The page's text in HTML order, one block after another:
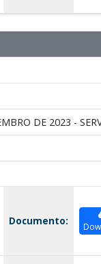
DE 2023 -
Documento: